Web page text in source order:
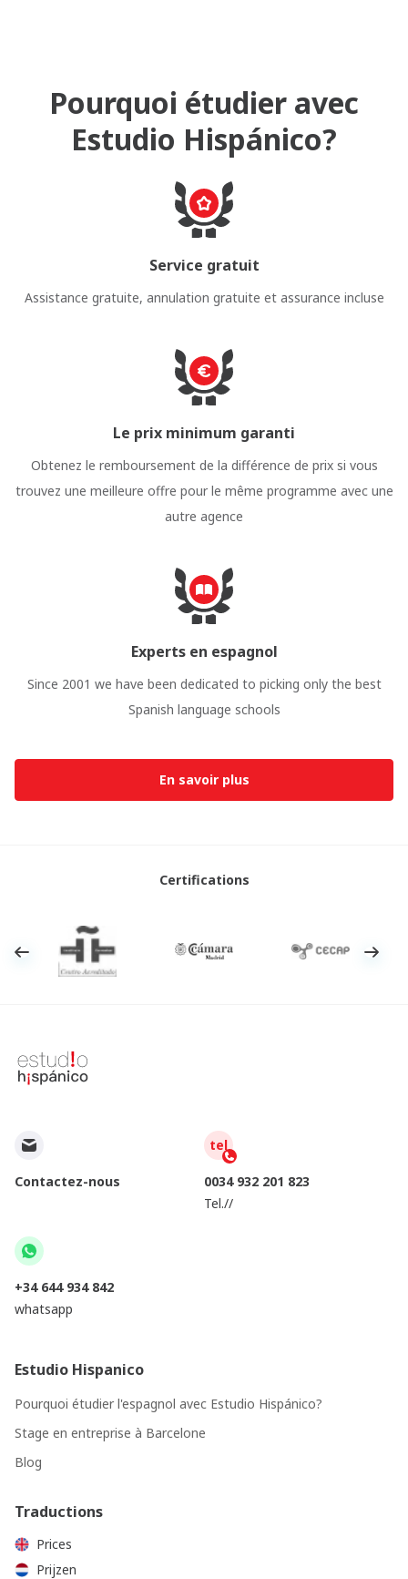
Pourquoi étudier avec
Estudio Hispánico?
Service gratuit
Assistance gratuite, annulation gratuite et assurance incluse
Le prix minimum garanti
Obtenez le remboursement de la différence de prix si vous
trouvez une meilleure offre pour le même programme avec une
autre agence
Experts en espagnol
Since 2001 we have been dedicated to picking only the best
Spanish language schools
En savoir plus
Certifications
Contactez-nous
tel
0034 932 201 823
Tel.//
+34 644 934 842
whatsapp
Estudio Hispanico
Pourquoi étudier l'espagnol avec Estudio Hispánico?
Stage en entreprise à Barcelone
Blog
Traductions
Prices
Prijzen